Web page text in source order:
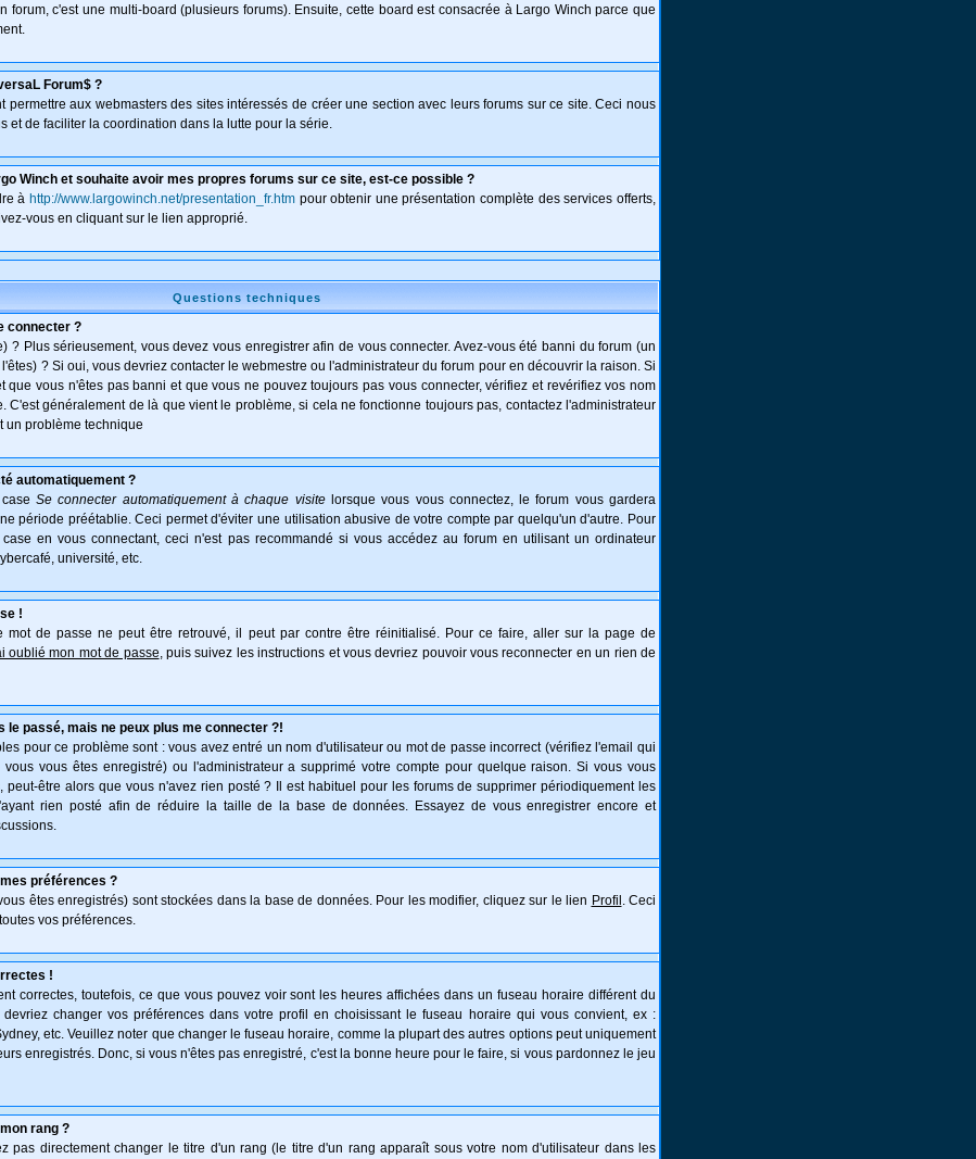
forum, c'est une multi-board (plusieurs forums). Ensuite, cette board est consacrée à Largo Winch parce que
Forum$ ?
permettre aux webmasters des sites intéressés de créer une section avec leurs forums sur ce site. Ceci nous
et de faciliter la coordination dans la lutte pour la série.
Winch et souhaite avoir mes propres forums sur ce site, est-ce possible ?
à http://www.largowinch.net/presentation_fr.htmpour obtenir une présentation complète des services offerts,
vous en cliquant sur le lien approprié.
Questions techniques
connecter ?
? Plus sérieusement, vous devez vous enregistrer afin de vous connecter. Avez-vous été banni du forum (un
? Si oui, vous devriez contacter le webmestre ou l'administrateur du forum pour en découvrir la raison. Si
que vous n'êtes pas banni et que vous ne pouvez toujours pas vous connecter, vérifiez et revérifiez vos nom
C'est généralement de là que vient le problème, si cela ne fonctionne toujours pas, contactez l'administrateur
un problème technique
automatiquement ?
caseSe connecter automatiquement à chaque visitelorsque vous vous connectez, le forum vous gardera
période préétablie. Ceci permet d'éviter une utilisation abusive de votre compte par quelqu'un d'autre. Pour
en vous connectant, ceci n'est pas recommandé si vous accédez au forum en utilisant un ordinateur
université, etc.
!
mot de passe ne peut être retrouvé, il peut par contre être réinitialisé. Pour ce faire, aller sur la page de
oublié mon mot de passe, puis suivez les instructions et vous devriez pouvoir vous reconnecter en un rien de
le passé, mais ne peux plus me connecter ?!
pour ce problème sont : vous avez entré un nom d'utilisateur ou mot de passe incorrect (vérifiez l'email qui
vous êtes enregistré) ou l'administrateur a supprimé votre compte pour quelque raison. Si vous vous
peut-être alors que vous n'avez rien posté ? Il est habituel pour les forums de supprimer périodiquement les
rien posté afin de réduire la taille de la base de données. Essayez de vous enregistrer encore et
préférences ?
êtes enregistrés) sont stockées dans la base de données. Pour les modifier, cliquez sur le lien Profil . Ceci
vos préférences.
!
correctes, toutefois, ce que vous pouvez voir sont les heures affichées dans un fuseau horaire différent du
changer vos préférences dans votre profil en choisissant le fuseau horaire qui vous convient, ex :
etc. Veuillez noter que changer le fuseau horaire, comme la plupart des autres options peut uniquement
enregistrés. Donc, si vous n'êtes pas enregistré, c'est la bonne heure pour le faire, si vous pardonnez le jeu
rang ?
pas directement changer le titre d'un rang (le titre d'un rang apparaît sous votre nom d'utilisateur dans les